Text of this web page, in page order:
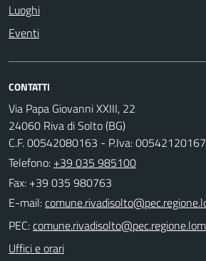
Luoghi
Eventi
CONTATTI
Via Papa Giovanni XXIII, 22
24060 Riva di Solto (BG)
C.F. 00542080163 - P.Iva: 00542120167
Telefono: +39 035 985100
Fax: +39 035 980763
E-mail:
PEC:
Uffici e orari